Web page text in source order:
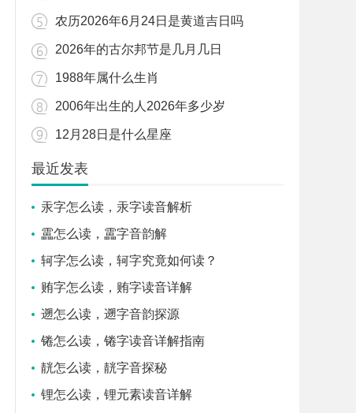
农历2026年6月24日是黄道吉日吗
2026年的古尔邦节是几月几日
1988年属什么生肖
2006年出生的人2026年多少岁
12月28日是什么星座
最近发表
汞字怎么读，汞字读音解析
靁怎么读，靁字音韵解
轲字怎么读，轲字究竟如何读？
贿字怎么读，贿字读音详解
遡怎么读，遡字音韵探源
锩怎么读，锩字读音详解指南
靗怎么读，靗字音探秘
锂怎么读，锂元素读音详解